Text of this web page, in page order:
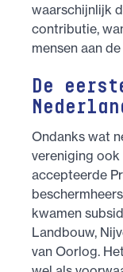
waarschijnlijk
contributie,
mensen aan
De
Ondanks wat
vereniging ook
accepteerde
kwamen
Landbouw,
van Oorlog.